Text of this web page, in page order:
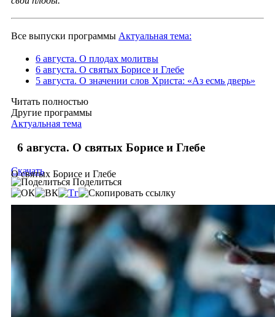
Все выпуски программы Актуальная тема:
6 августа. О плодах молитвы
6 августа. О святых Борисе и Глебе
5 августа. О значении слов Христа: «Аз есмь дверь»
Читать полностью
Другие программы
Актуальная тема
6 августа. О святых Борисе и Глебе
О святых Борисе и Глебе
Скачать
Поделиться